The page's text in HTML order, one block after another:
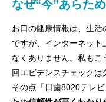
なぜ“今”あらた
お口の健康情報は、生活
ですが、インターネッ
なくありません。私も
回エビデンスチェックは
その点「日歯8020テレ